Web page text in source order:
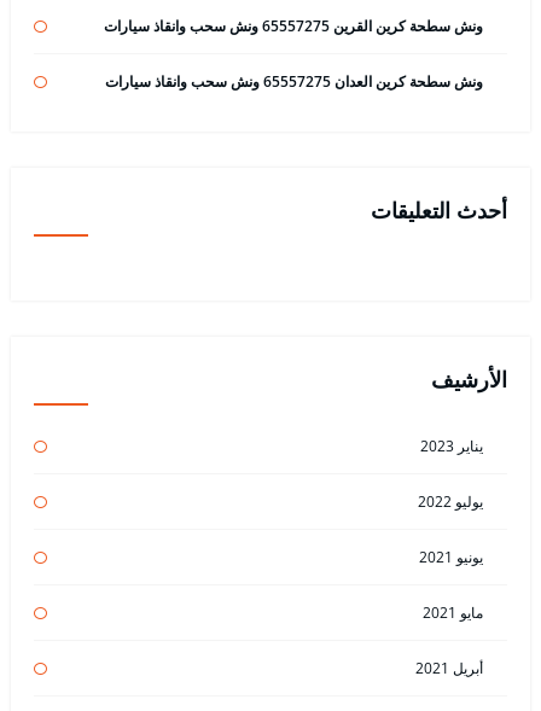
ونش سطحة كرين القرين 65557275 ونش سحب وانقاذ سيارات
ونش سطحة كرين العدان 65557275 ونش سحب وانقاذ سيارات
أحدث التعليقات
الأرشيف
يناير 2023
يوليو 2022
يونيو 2021
مايو 2021
أبريل 2021